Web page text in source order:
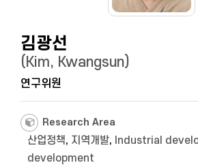
김광선
(Kim, Kwangsun)
연구위원
Research Area
산업정책, 지역개발, Industrial
development